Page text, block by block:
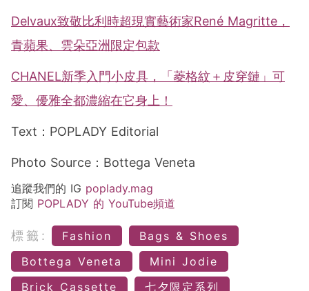
Delvaux致敬比利時超現實藝術家René Magritte，
青蘋果、雲朵亞洲限定包款
CHANEL新季入門小皮具，「菱格紋＋皮穿鏈」可
愛、優雅全都濃縮在它身上！
Text：POPLADY Editorial
Photo Source：Bottega Veneta
追蹤我們的 IG poplady.mag
訂閱 POPLADY 的 YouTube頻道
標籤: Fashion
Bags & Shoes
Bottega Veneta
Mini Jodie
Brick Cassette
七夕限定系列